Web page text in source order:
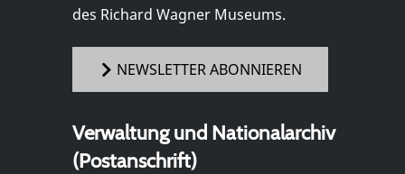
des Richard Wagner Museums.
NEWSLETTER ABONNIEREN
Verwaltung und Nationalarchiv
(Postanschrift)